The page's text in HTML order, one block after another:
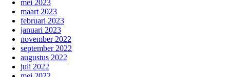
mei 2023
maart 2023
februari 2023
januari 2023
november 2022
september 2022
augustus 2022
juli 2022